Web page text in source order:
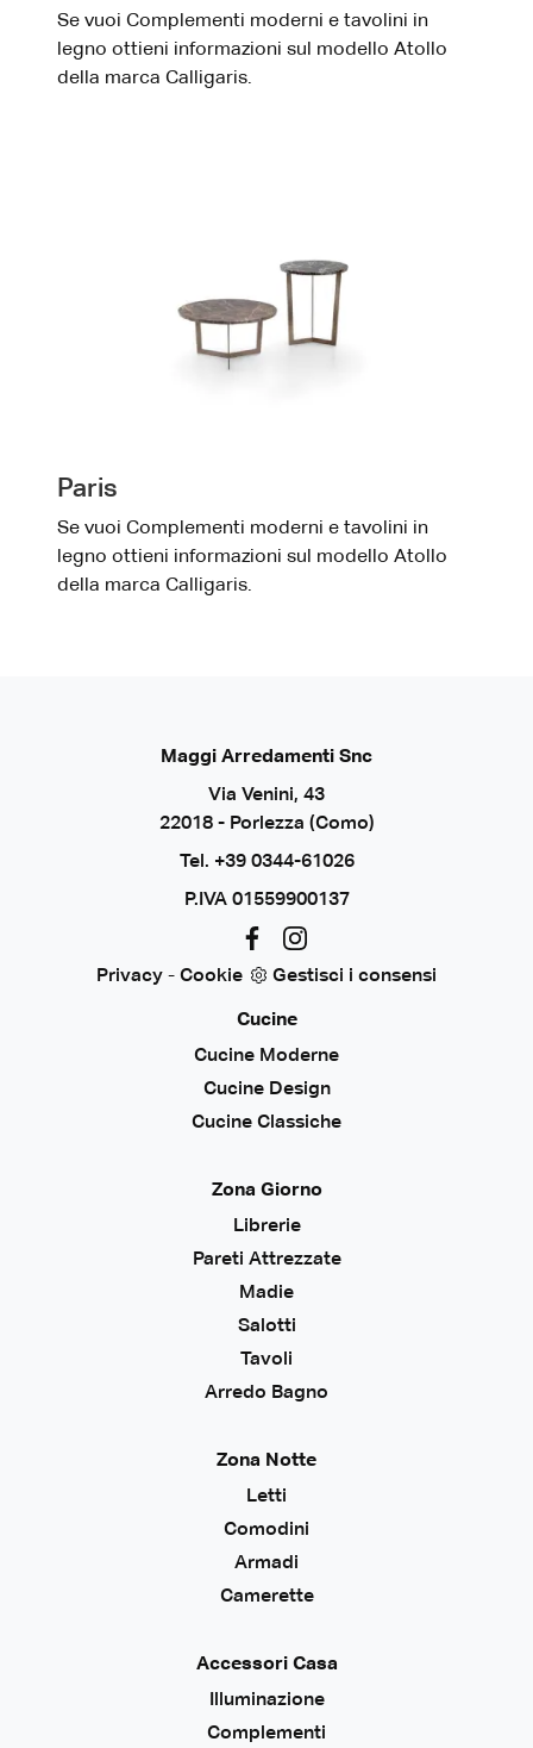
Se vuoi Complementi moderni e tavolini in
legno ottieni informazioni sul modello Atollo
della marca Calligaris.
Paris
Se vuoi Complementi moderni e tavolini in
legno ottieni informazioni sul modello Atollo
della marca Calligaris.
Maggi Arredamenti Snc
Via Venini, 43
22018 - Porlezza (Como)
Tel. +39 0344-61026
P.IVA 01559900137
Privacy - Cookie Gestisci i consensi
Cucine
Cucine Moderne
Cucine Design
Cucine Classiche
Zona Giorno
Librerie
Pareti Attrezzate
Madie
Salotti
Tavoli
Arredo Bagno
Zona Notte
Letti
Comodini
Armadi
Camerette
Accessori Casa
Illuminazione
Complementi